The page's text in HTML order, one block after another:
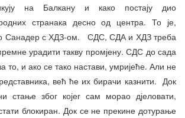
на Балкану и како постају дио
странака десно од центра. То је,
Санадер с ХДЗ-ом. СДС, СДА и ХДЗ треба
урадити такву промјену. СДС до сада
то, и ако се тако настави, умријеће. Али не
већ ће их бирачи казнити. Док
стање због којег сам морао дјеловати,
блокиран. Док се не прекине дотурање